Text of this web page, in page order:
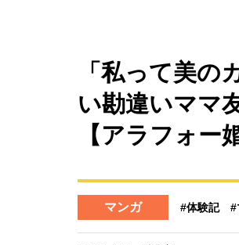
「私って美の
い勘違いママ
【アラフォー
マンガ #体験記 #